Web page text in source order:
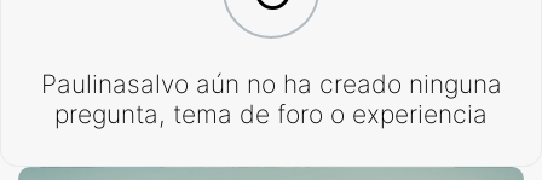
Paulinasalvo aún no ha creado ninguna
pregunta, tema de foro o experiencia